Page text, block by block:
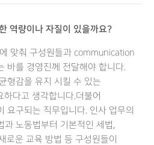
역량이나 자질이 있을까요?
맞춰 구성원들과 communication
바를 경영진께 전달해야 합니다.
형감을 유지 시킬 수 있는
다고 생각합니다.더불어
요구되는 직무입니다. 인사 업무의
과 노동법부터 기본적인 세법,
로운 교육 방법 등 구성원들이